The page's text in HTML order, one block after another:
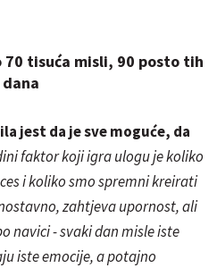
70 tisuća misli, 90 posto tih
jest da je sve moguće, da
faktor koji igra ulogu je koliko
i koliko smo spremni kreirati
zahtjeva upornost, ali
navici - svaki dan misle iste
iste emocije, a potajno